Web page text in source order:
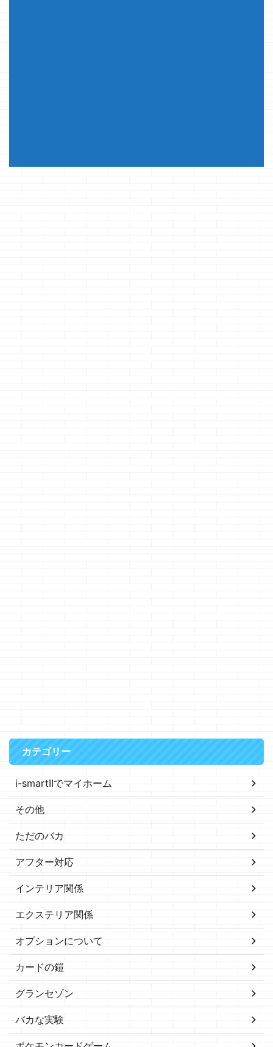
カテゴリー
i-smartⅡでマイホーム
その他
ただのバカ
アフター対応
インテリア関係
エクステリア関係
オプションについて
カードの鎧
グランセゾン
バカな実験